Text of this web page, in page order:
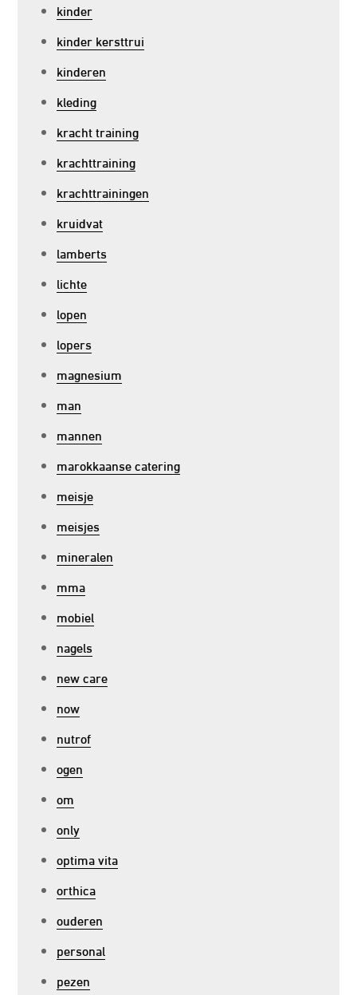
kinder
kinder kersttrui
kinderen
kleding
kracht training
krachttraining
krachttrainingen
kruidvat
lamberts
lichte
lopen
lopers
magnesium
man
mannen
marokkaanse catering
meisje
meisjes
mineralen
mma
mobiel
nagels
new care
now
nutrof
ogen
om
only
optima vita
orthica
ouderen
personal
pezen